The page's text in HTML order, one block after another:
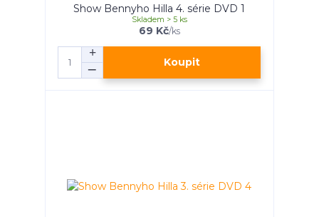
Show Bennyho Hilla 4. série DVD 1
69 Kč/ks
Skladem > 5 ks
Koupit